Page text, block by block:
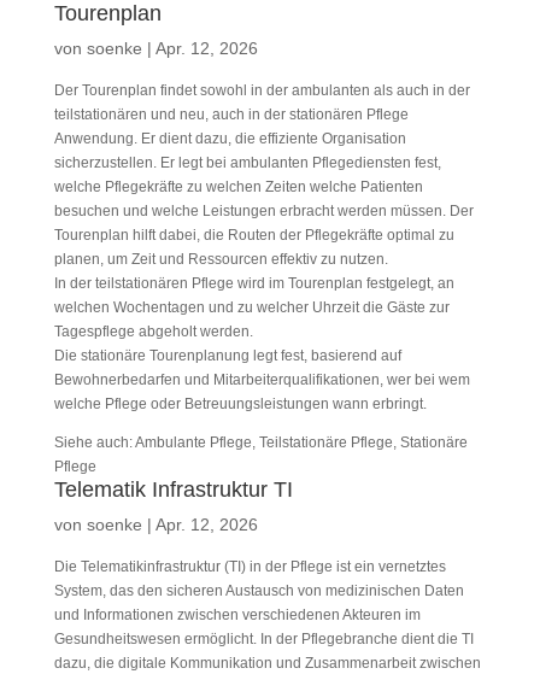
Tourenplan
von soenke | Apr. 12, 2026
Der Tourenplan findet sowohl in der ambulanten als auch in der
teilstationären und neu, auch in der stationären Pflege
Anwendung. Er dient dazu, die effiziente Organisation
sicherzustellen. Er legt bei ambulanten Pflegediensten fest,
welche Pflegekräfte zu welchen Zeiten welche Patienten
besuchen und welche Leistungen erbracht werden müssen. Der
Tourenplan hilft dabei, die Routen der Pflegekräfte optimal zu
planen, um Zeit und Ressourcen effektiv zu nutzen.
In der teilstationären Pflege wird im Tourenplan festgelegt, an
welchen Wochentagen und zu welcher Uhrzeit die Gäste zur
Tagespflege abgeholt werden.
Die stationäre Tourenplanung legt fest, basierend auf
Bewohnerbedarfen und Mitarbeiterqualifikationen, wer bei wem
welche Pflege oder Betreuungsleistungen wann erbringt.
Siehe auch: Ambulante Pflege, Teilstationäre Pflege, Stationäre
Pflege
Telematik Infrastruktur TI
von soenke | Apr. 12, 2026
Die Telematikinfrastruktur (TI) in der Pflege ist ein vernetztes
System, das den sicheren Austausch von medizinischen Daten
und Informationen zwischen verschiedenen Akteuren im
Gesundheitswesen ermöglicht. In der Pflegebranche dient die TI
dazu, die digitale Kommunikation und Zusammenarbeit zwischen